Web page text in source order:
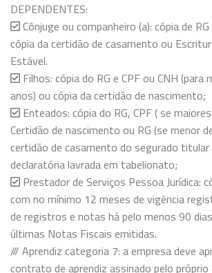
DEPENDENTES:
Cônjuge ou companheiro (a): cópia de RG
cópia da certidão de casamento ou
Estável.
Filhos: cópia do RG e CPF ou CNH (para
anos) ou cópia da certidão de nascimento;
Enteados: cópia do RG, CPF ( se
Certidão de nascimento ou RG (se menor
certidão de casamento do segurado
declaratória lavrada em tabelionato;
Prestador de Serviços Pessoa Jurídica:
com no mínimo 12 meses de vigência
de registros e notas há pelo menos 90
últimas Notas Fiscais emitidas.
/// Aprendiz categoria 7: a empresa deve
contrato de aprendiz assinado pelo próprio